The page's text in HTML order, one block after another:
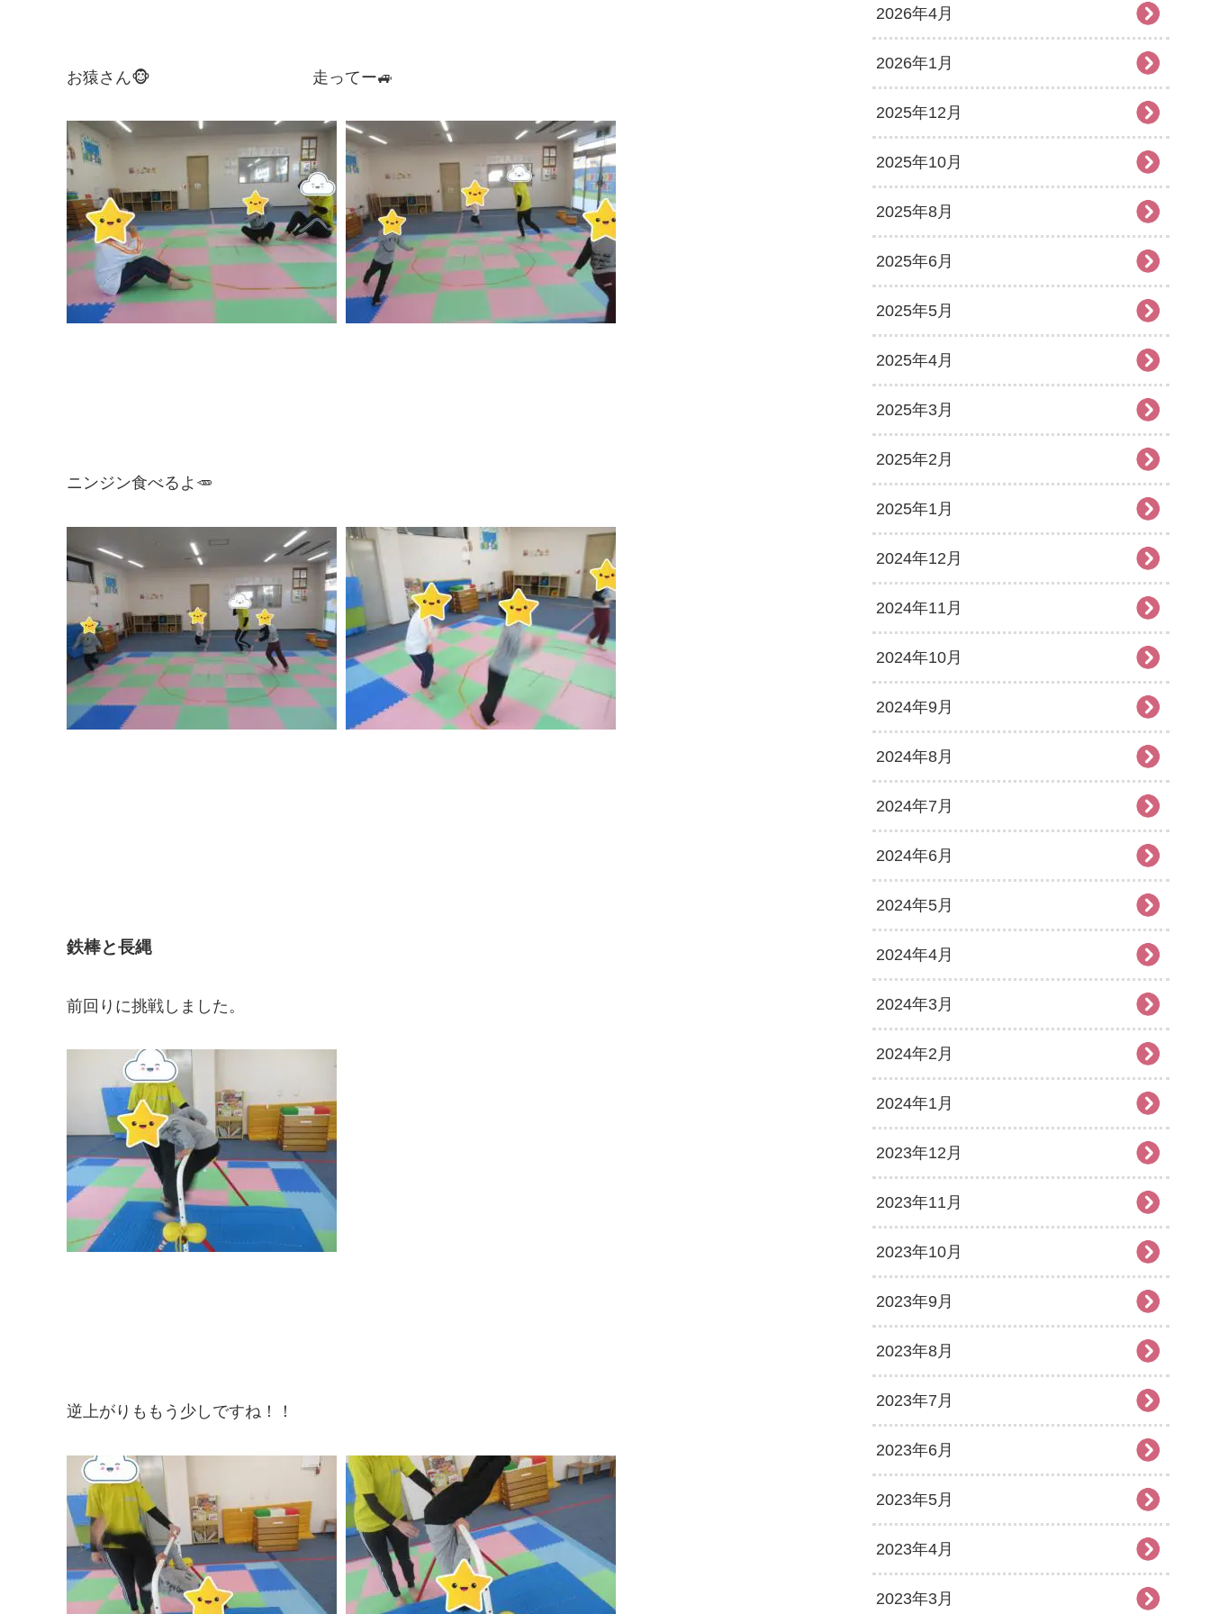
お猿さん🐵 走ってー🚙
ニンジン食べるよ🥕
鉄棒と長縄
前回りに挑戦しました。
逆上がりももう少しですね！！
2026年4月
2026年1月
2025年12月
2025年10月
2025年8月
2025年6月
2025年5月
2025年4月
2025年3月
2025年2月
2025年1月
2024年12月
2024年11月
2024年10月
2024年9月
2024年8月
2024年7月
2024年6月
2024年5月
2024年4月
2024年3月
2024年2月
2024年1月
2023年12月
2023年11月
2023年10月
2023年9月
2023年8月
2023年7月
2023年6月
2023年5月
2023年4月
2023年3月